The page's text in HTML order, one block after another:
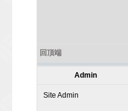
回頂端
Admin
Site Admin